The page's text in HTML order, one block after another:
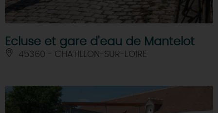
Ecluse et gare d'eau de Mantelot
45360 - CHATILLON-SUR-LOIRE